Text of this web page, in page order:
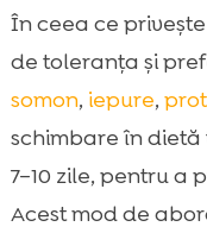
În ceea ce
de toleranța și
somon, iepure,
schimbare în
7–10 zile, pentru a
Acest mod de